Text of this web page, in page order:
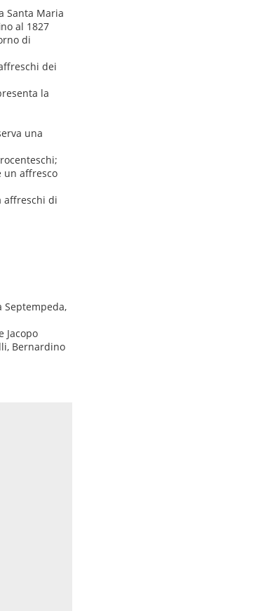
Santa Maria
al 1827
di
dei
la
una
un affresco
affreschi di
Jacopo
Bernardino